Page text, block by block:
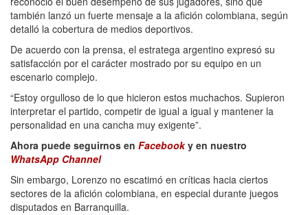
también lanzó un fuerte mensaje a la afición colombiana, según
detalló la cobertura de medios deportivos.
De acuerdo con la prensa, el estratega argentino expresó su
satisfacción por el carácter mostrado por su equipo en un
escenario complejo.
“Estoy orgulloso de lo que hicieron estos muchachos. Supieron
interpretar el partido, competir de igual a igual y mantener la
personalidad en una cancha muy exigente”.
Ahora puede seguirnos en Facebooky en nuestro
WhatsApp Channel
Sin embargo, Lorenzo no escatimó en críticas hacia ciertos
sectores de la afición colombiana, en especial durante juegos
disputados en Barranquilla.